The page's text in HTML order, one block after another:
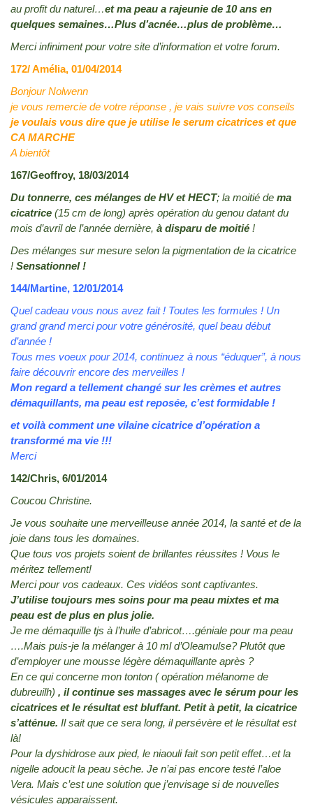
au profit du naturel…et ma peau a rajeunie de 10 ans en
quelques semaines…Plus d’acnée…plus de problème…
Merci infiniment pour votre site d’information et votre forum.
172/ Amélia, 01/04/2014
Bonjour Nolwenn
je vous remercie de votre réponse , je vais suivre vos conseils
je voulais vous dire que je utilise le serum cicatrices et que
CA MARCHE
A bientôt
167/Geoffroy, 18/03/2014
Du tonnerre, ces mélanges de HV et HECT; la moitié de ma
cicatrice (15 cm de long) après opération du genou datant du
mois d’avril de l’année dernière, à disparu de moitié !
Des mélanges sur mesure selon la pigmentation de la cicatrice
! Sensationnel !
144/Martine, 12/01/2014
Quel cadeau vous nous avez fait ! Toutes les formules ! Un
grand grand merci pour votre générosité, quel beau début
d’année !
Tous mes voeux pour 2014, continuez à nous “éduquer”, à nous
faire découvrir encore des merveilles !
Mon regard a tellement changé sur les crèmes et autres
démaquillants, ma peau est reposée, c’est formidable !
et voilà comment une vilaine cicatrice d’opération a
transformé ma vie !!!
Merci
142/Chris, 6/01/2014
Coucou Christine.
Je vous souhaite une merveilleuse année 2014, la santé et de la
joie dans tous les domaines.
Que tous vos projets soient de brillantes réussites ! Vous le
méritez tellement!
Merci pour vos cadeaux. Ces vidéos sont captivantes.
J’utilise toujours mes soins pour ma peau mixtes et ma
peau est de plus en plus jolie.
Je me démaquille tjs à l’huile d’abricot….géniale pour ma peau
….Mais puis-je la mélanger à 10 ml d’Oleamulse? Plutôt que
d’employer une mousse légère démaquillante après ?
En ce qui concerne mon tonton ( opération mélanome de
dubreuilh) , il continue ses massages avec le sérum pour les
cicatrices et le résultat est bluffant. Petit à petit, la cicatrice
s’atténue. Il sait que ce sera long, il persévère et le résultat est
là!
Pour la dyshidrose aux pied, le niaouli fait son petit effet…et la
nigelle adoucit la peau sèche. Je n’ai pas encore testé l’aloe
Vera. Mais c’est une solution que j’envisage si de nouvelles
vésicules apparaissent.